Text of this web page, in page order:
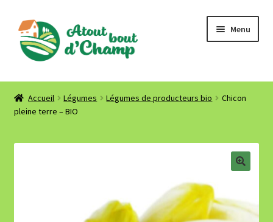
Aller
la
Aller
au
contenu
Menu
Accueil
Où nous trouver ? Contact
Accueil Légumes Légumes de producteurs bio
Chicon
pleine terre – BIO